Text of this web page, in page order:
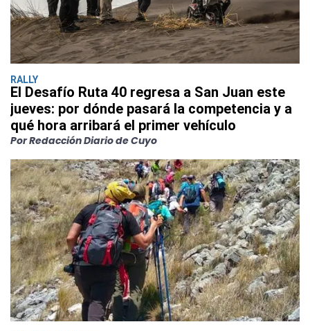
RALLY
El Desafío Ruta 40 regresa a San Juan este
jueves: por dónde pasará la competencia y a
qué hora arribará el primer vehículo
Por Redacción Diario de Cuyo